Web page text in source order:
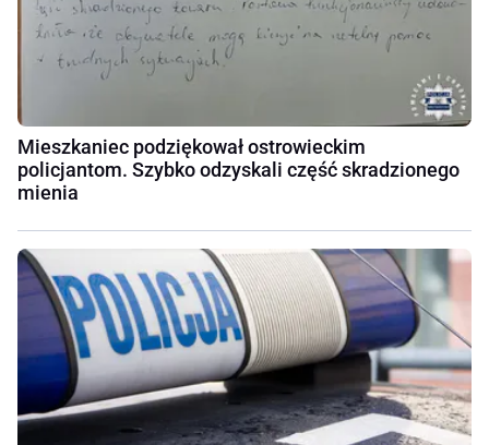
Mieszkaniec podziękował ostrowieckim
policjantom. Szybko odzyskali część skradzionego
mienia